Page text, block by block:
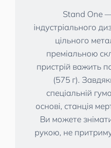
Stand One
індустріального
цільного
преміальною
пристрій важить
(575 г).
спеціальній
основі, станція
Ви можете
рукою, не